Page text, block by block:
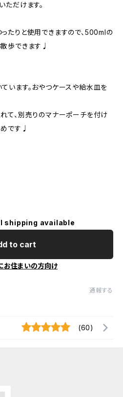
ただけます。
たりと使用できますので、500mlの
歩できます♩
います。おやつケースや給水皿を
て、別売りのマナーポーチを付け
です♩
shipping available
to cart
お住まいの方向け
通報する
(60)